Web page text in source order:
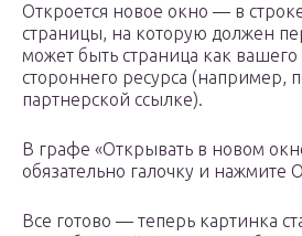
Откроется новое окно — в
страницы, на которую должен
может быть страница как вашего
стороннего ресурса (например,
партнерской ссылке).
В графе «Открывать в новом
обязательно галочку и
Все готово — теперь картинка